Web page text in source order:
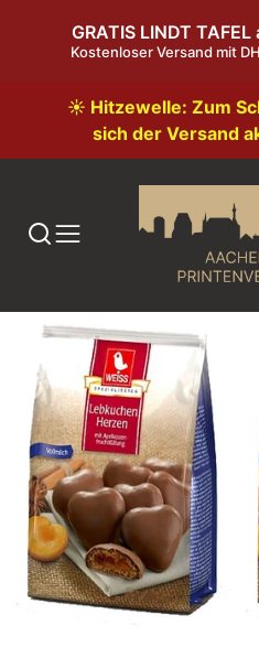
GRATIS LINDT
Kostenloser Versand mit
☀️ Hitzewelle: Zum
sich der Versand